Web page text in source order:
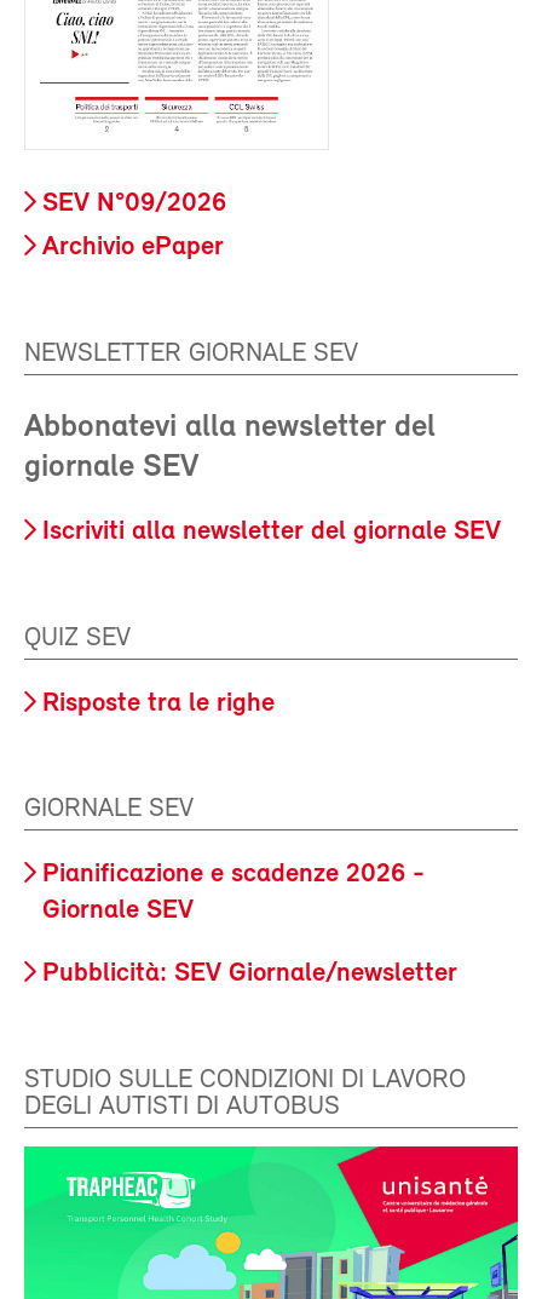
SEV N°09/2026
Archivio ePaper
NEWSLETTER GIORNALE SEV
Abbonatevi alla newsletter del
giornale SEV
Iscriviti alla newsletter del giornale SEV
QUIZ SEV
Risposte tra le righe
GIORNALE SEV
Pianificazione e scadenze 2026 -
Giornale SEV
Pubblicità: SEV Giornale/newsletter
STUDIO SULLE CONDIZIONI DI LAVORO
DEGLI AUTISTI DI AUTOBUS